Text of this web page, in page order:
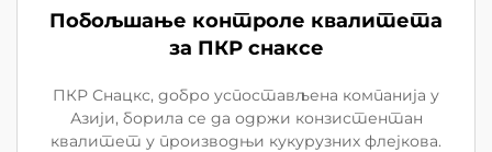
Побољшање контроле квалитета
за ПКР снаксе
ПКР Снацкс, добро успостављена компанија у
Азији, борила се да одржи конзистентан
квалитет у производњи кукурузних флејкова.